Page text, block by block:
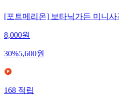
[포트메리온] 보타닉가든 미니
8,000원
30%5,600원
168 적립